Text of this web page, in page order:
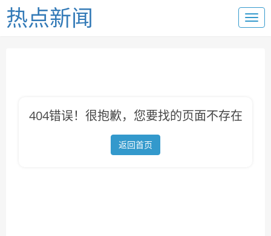
热点新闻
404错误！很抱歉，您要找的页面不存在
返回首页